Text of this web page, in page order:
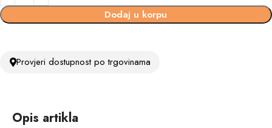
Dodaj u korpu
Provjeri dostupnost po trgovinama
Opis artikla